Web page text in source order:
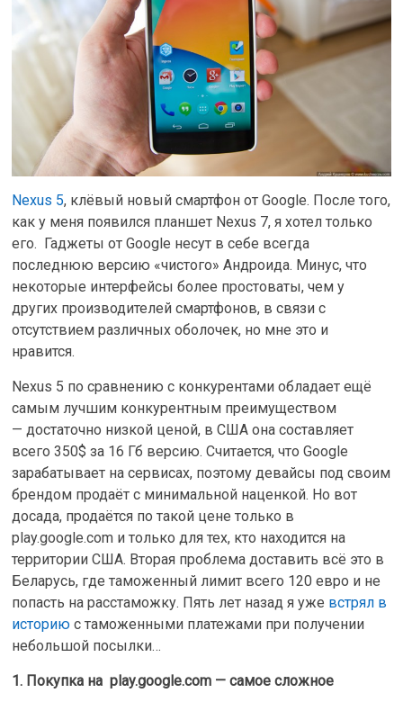
Nexus 5, клёвый новый смартфон от Google. После того,
как у меня появился планшет Nexus 7, я хотел только
его. Гаджеты от Google несут в себе всегда
последнюю версию «чистого» Андроида. Минус, что
некоторые интерфейсы более простоваты, чем у
других производителей смартфонов, в связи с
отсутствием различных оболочек, но мне это и
нравится.
Nexus 5 по сравнению с конкурентами обладает ещё
самым лучшим конкурентным преимуществом
— достаточно низкой ценой, в США она составляет
всего 350$ за 16 Гб версию. Считается, что Google
зарабатывает на сервисах, поэтому девайсы под своим
брендом продаёт с минимальной наценкой. Но вот
досада, продаётся по такой цене только в
play.google.com и только для тех, кто находится на
территории США. Вторая проблема доставить всё это в
Беларусь, где таможенный лимит всего 120 евро и не
попасть на расстаможку. Пять лет назад я уже встрял в
историю с таможенными платежами при получении
небольшой посылки…
1. Покупка на play.google.com — самое сложное